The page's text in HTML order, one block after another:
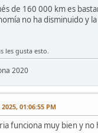
de 160 000 km es
no ha disminuido y la
les gusta esto.
2020
01:06:55 PM
funciona muy bien y